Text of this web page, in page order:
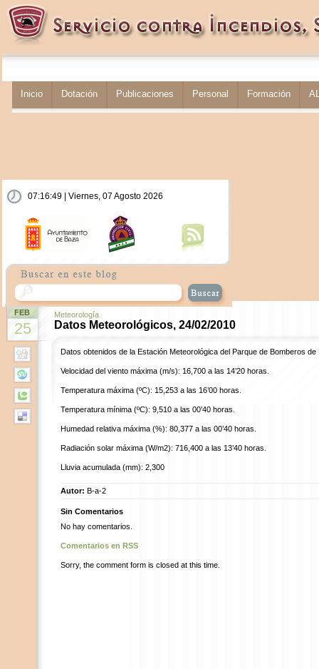
Inicio Dotación Publicaciones Personal Formación
07:16:50 | Viernes, 07 Agosto 2026
FEB
25
Meteorología
Datos Meteorológicos, 24/02/2010
Datos obtenidos de la Estación Meteorológica del Parque de Bomberos de
Velocidad del viento máxima (m/s): 16,700 a las 14’20 horas.
Temperatura máxima (ºC): 15,253 a las 16’00 horas.
Temperatura mínima (ºC): 9,510 a las 00’40 horas.
Humedad relativa máxima (%): 80,377 a las 00’40 horas.
Radiación solar máxima (W/m2): 716,400 a las 13’40 horas.
Lluvia acumulada (mm): 2,300
Autor: B-a-2
Sin Comentarios
No hay comentarios.
Comentarios en RSS
Sorry, the comment form is closed at this time.